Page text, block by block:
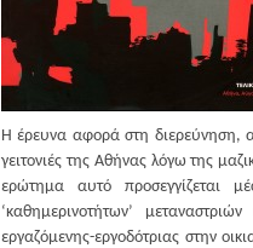
Η έρευνα αφορά στη διερεύνηση,
γειτονιές της Αθήνας λόγω της
ερώτημα αυτό προσεγγίζεται
‘καθημερινοτήτων’
εργαζόμενης-εργοδότριας στην